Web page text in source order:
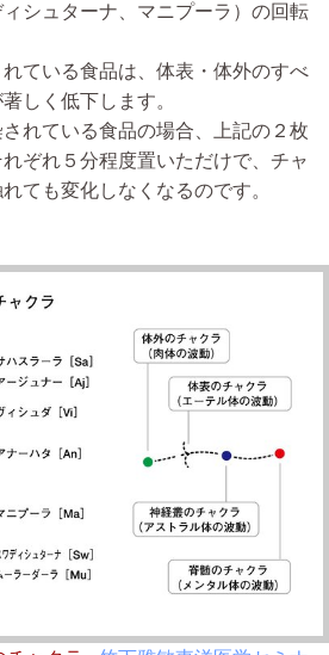
シュターナ、マニプーラ）の回転
ている食品は、体表・体外のすべ
しく低下します。
れている食品の場合、上記の２枚
ぞれ５分程度置いただけで、チャ
ても変化しなくなるのです。